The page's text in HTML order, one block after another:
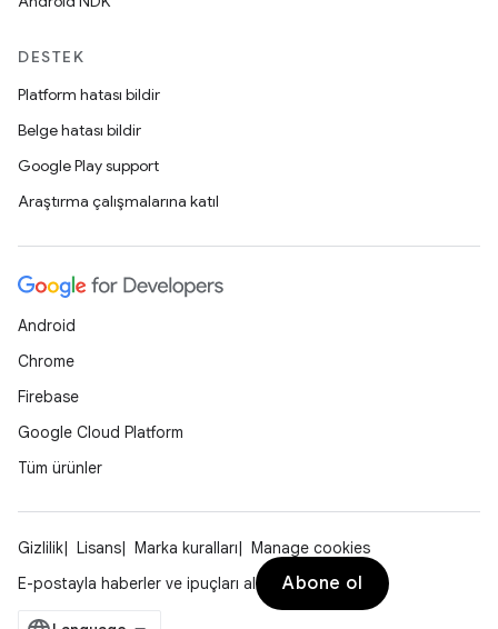
DESTEK
Platform hatası bildir
Belge hatası bildir
Google Play support
Araştırma çalışmalarına katıl
Android
Chrome
Firebase
Google Cloud Platform
Tüm ürünler
Gizlilik Lisans Marka kuralları
Manage cookies
E-postayla haberler ve ipuçları al
Abone ol